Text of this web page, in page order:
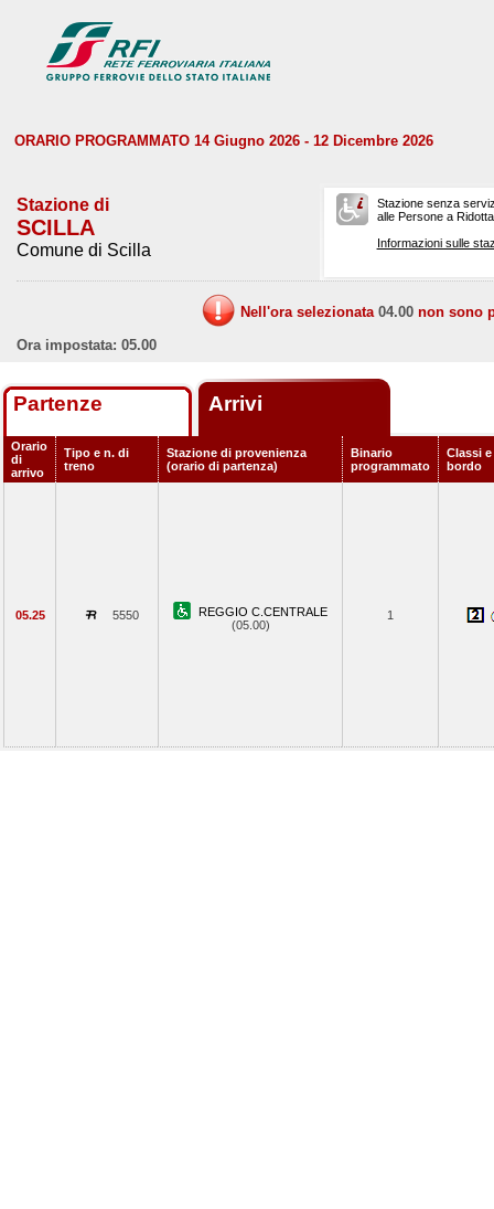
ORARIO PROGRAMMATO 14 Giugno 2026 - 12 Dicembre 2026
Stazione di
SCILLA
Comune di Scilla
Stazione senza
alle Persone a
Informazioni sulle
Nell'ora selezionata 04.00 non sono
Ora impostata: 05.00
Partenze Arrivi
Orario
di
arrivo
Tipo e n. di
treno
Stazione di provenienza
(orario di partenza)
Binario
programmato
Classi
bordo
05.25 5550
REGGIO C.CENTRALE
(05.00)
1